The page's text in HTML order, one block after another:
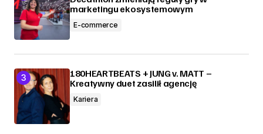
marketingu ekosystemowym
E-commerce
180HEARTBEATS + JUNG v. MATT –
Kreatywny duet zasilił agencję
Kariera